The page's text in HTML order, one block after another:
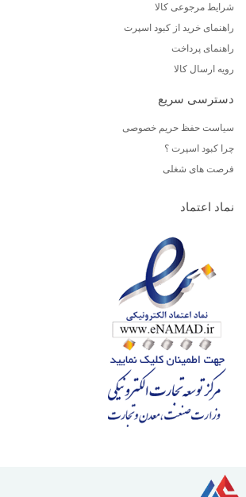
شرایط مرجوعی کالا
راهنمای خرید از کبود اسپرت
راهنمای پرداخت
رویه ارسال کالا
دسترسی سریع
سیاست حفظ حریم خصوصی
چرا کبود اسپرت ؟
فرصت های شغلی
نماد اعتماد